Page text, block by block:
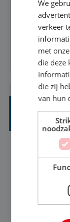
Met jouw
achtergrond
volgende
wereld over
wensen van
reiswereld
klanten te
boeken! ...
BEKIJK
Aalsmeer,
33-36 uur
Een
het nu voor
We
verkeer
met
die deze
die zij
van hun